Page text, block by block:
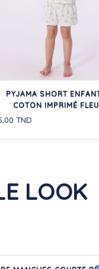
PYJAMA SHORT
COTON IMPRIMÉ
TND
LOOK